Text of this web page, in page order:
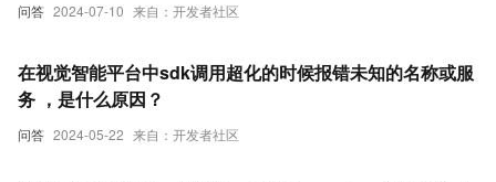
问答 2024-07-10 来自：开发者社区
问答 2024-05-22 来自：开发者社区
在视觉智能平台中sdk调用超化的时候报错未知的名称或服
务 ，是什么原因？